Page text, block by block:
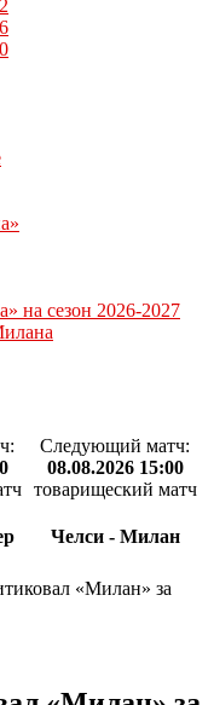
на сезон 2026-2027
Следующий матч:
08.08.2026 15:00
товарищеский матч
Челси - Милан
«Милан» за